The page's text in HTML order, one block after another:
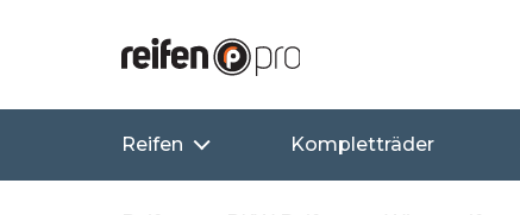
Reifen Kompletträder